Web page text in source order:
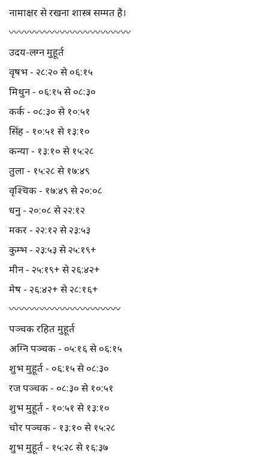
नामाक्षर से रखना शास्त्र सम्मत है।
〰️〰️〰️〰️〰️〰️〰️〰️〰️〰️〰️〰️
उदय-लग्न मुहूर्त
वृषभ - २८:२० से ०६:१५
मिथुन - ०६:१५ से ०८:३०
कर्क - ०८:३० से १०:५१
सिंह - १०:५१ से १३:१०
कन्या - १३:१० से १५:२८
तुला - १५:२८ से १७:४९
वृश्चिक - १७:४९ से २०:०८
धनु - २०:०८ से २२:१२
मकर - २२:१२ से २३:५३
कुम्भ - २३:५३ से २५:१९+
मीन - २५:१९+ से २६:४२+
मेष - २६:४२+ से २८:१६+
〰️〰️〰️〰️〰️〰️〰️〰️〰️〰️〰️
पञ्चक रहित मुहूर्त
अग्नि पञ्चक - ०५:१६ से ०६:१५
शुभ मुहूर्त - ०६:१५ से ०८:३०
रज पञ्चक - ०८:३० से १०:५१
शुभ मुहूर्त - १०:५१ से १३:१०
चोर पञ्चक - १३:१० से १५:२८
शुभ मुहूर्त - १५:२८ से १६:३७